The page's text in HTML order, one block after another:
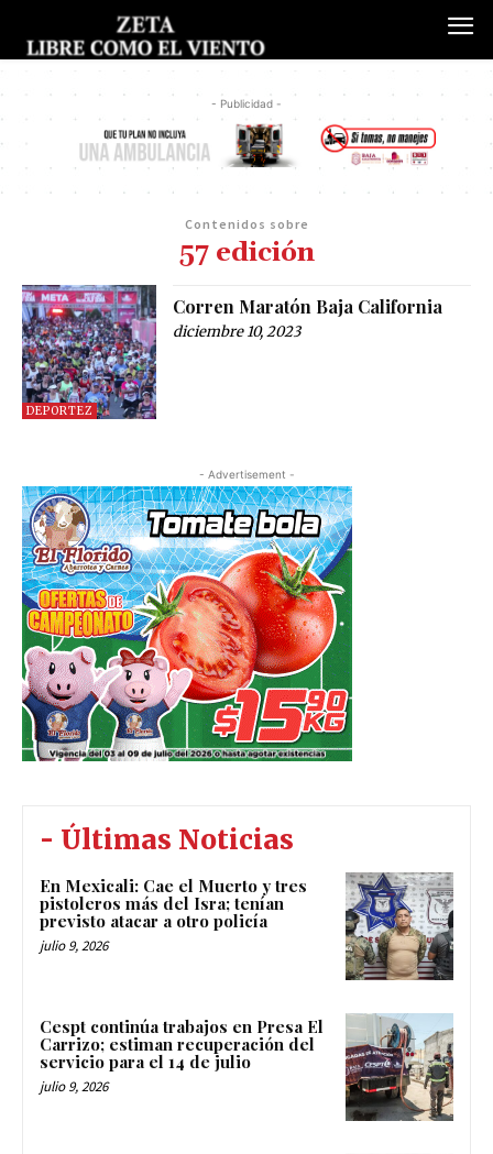
- Publicidad -
Contenidos sobre
57 edición
DEPORTEZ
Corren Maratón Baja California
diciembre 10, 2023
- Advertisement -
- Últimas Noticias
En Mexicali: Cae el Muerto y tres
pistoleros más del Isra; tenían
previsto atacar a otro policía
julio 9, 2026
Cespt continúa trabajos en Presa El
Carrizo; estiman recuperación del
servicio para el 14 de julio
julio 9, 2026